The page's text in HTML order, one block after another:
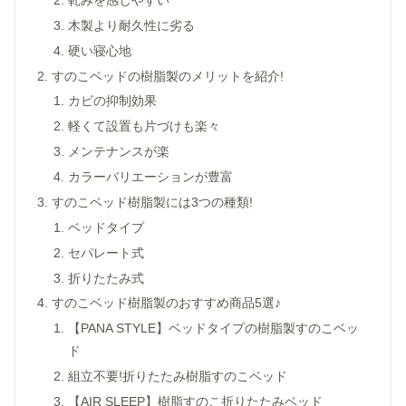
木製より耐久性に劣る
硬い寝心地
すのこベッドの樹脂製のメリットを紹介!
カビの抑制効果
軽くて設置も片づけも楽々
メンテナンスが楽
カラーバリエーションが豊富
すのこベッド樹脂製には3つの種類!
ベッドタイプ
セパレート式
折りたたみ式
すのこベッド樹脂製のおすすめ商品5選♪
【PANA STYLE】ベッドタイプの樹脂製すのこベッ
ド
組立不要!折りたたみ樹脂すのこベッド
【AIR SLEEP】樹脂すのこ折りたたみベッド